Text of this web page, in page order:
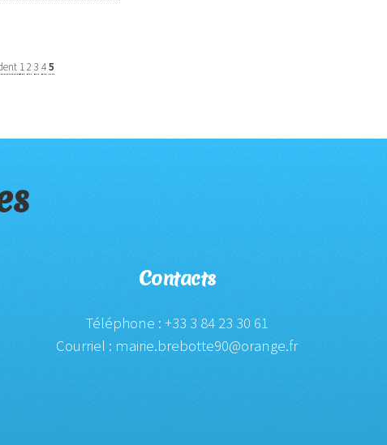
12 3 45
Contacts
Téléphone : +33 3 84 23 30 61
Courriel : mairie.brebotte90@orange.fr